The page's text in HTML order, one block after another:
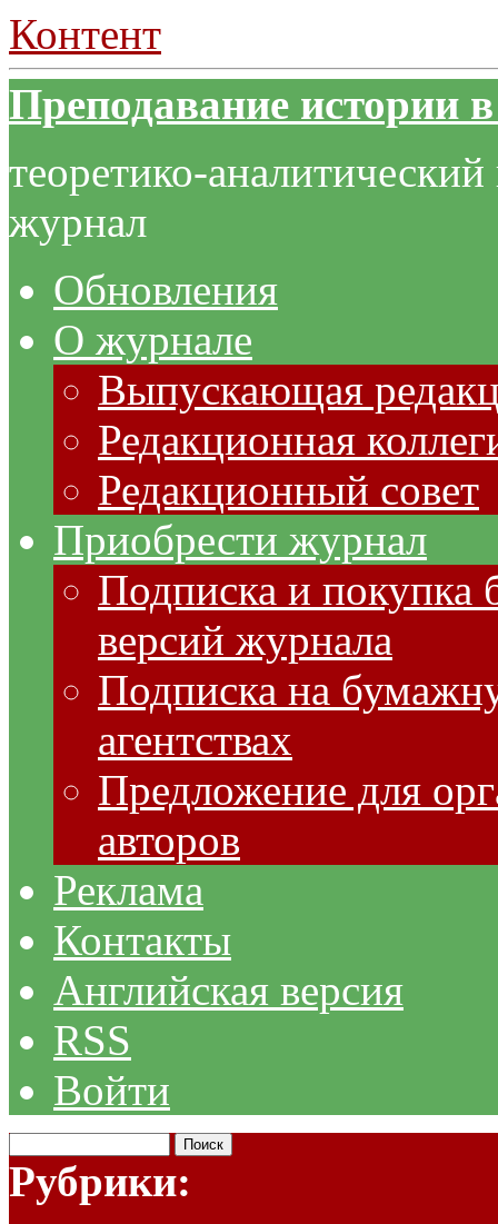
Контент
Преподавание истории
теоретико-
журнал
Обновления
О журнале
Выпускающая
Редакционная
Редакционный совет
Приобрести журнал
Подписка и покупка
версий журнала
Подписка на
агентствах
Предложение для
авторов
Реклама
Контакты
Английская версия
RSS
Войти
Рубрики: